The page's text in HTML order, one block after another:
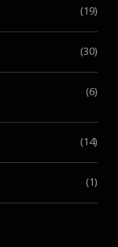
(19)
(30)
(6)
(14)
(1)